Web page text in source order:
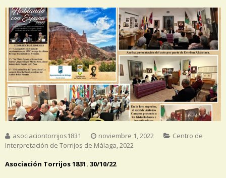
asociaciontorrijos1831 noviembre 1, 2022
Centro de
Interpretación de Torrijos de Málaga,2022
Asociación Torrijos 1831. 30/10/22